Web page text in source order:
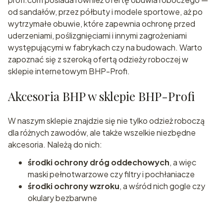
od sandałów, przez półbuty i modele sportowe, aż po
wytrzymałe obuwie, które zapewnia ochronę przed
uderzeniami, poślizgnięciami i innymi zagrożeniami
występującymi w fabrykach czy na budowach. Warto
zapoznać się z szeroką ofertą odzieży roboczej w
sklepie internetowym BHP-Profi.
Akcesoria BHP w sklepie BHP-Profi
W naszym sklepie znajdzie się nie tylko odzież roboczą
dla różnych zawodów, ale także wszelkie niezbędne
akcesoria. Należą do nich:
środki ochrony dróg oddechowych, a więc
maski pełnotwarzowe czy filtry i pochłaniacze
środki ochrony wzroku, a wśród nich gogle czy
okulary bezbarwne